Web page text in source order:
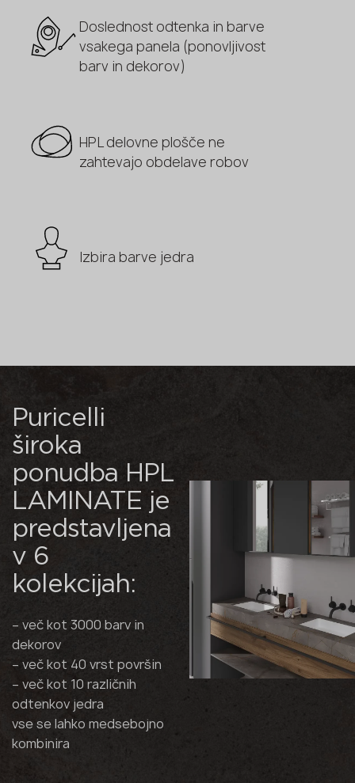
Doslednost odtenka in barve
vsakega panela (ponovljivost
barv in dekorov)
HPL delovne plošče ne
zahtevajo obdelave robov
Izbira barve jedra
Puricelli
široka
ponudba HPL
LAMINATE je
predstavljena
v 6
kolekcijah:
– več kot 3000 barv in
dekorov
– več kot 40 vrst površin
– več kot 10 različnih
odtenkov jedra
vse se lahko medsebojno
kombinira